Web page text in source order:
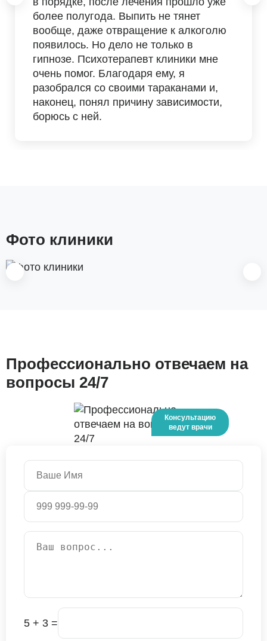
более полугода. Выпить не тянет
вообще, даже отвращение к алкоголю
появилось. Но дело не только в
гипнозе. Психотерапевт клиники мне
очень помог. Благодаря ему, я
разобрался со своими тараканами и,
наконец, понял причину зависимости,
борюсь с ней.
Фото клиники
Профессионально отвечаем на
вопросы 24/7
5 + 3 =